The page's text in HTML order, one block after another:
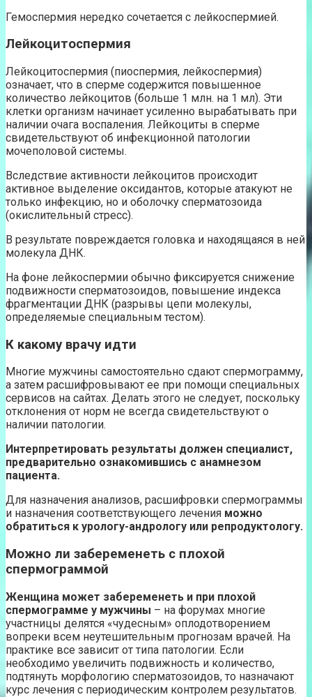
Гемоспермия нередко сочетается с лейкоспермией.
Лейкоцитоспермия
Лейкоцитоспермия (пиоспермия, лейкоспермия)
означает, что в сперме содержится повышенное
количество лейкоцитов (больше 1 млн. на 1 мл). Эти
клетки организм начинает усиленно вырабатывать при
наличии очага воспаления. Лейкоциты в сперме
свидетельствуют об инфекционной патологии
мочеполовой системы.
Вследствие активности лейкоцитов происходит
активное выделение оксидантов, которые атакуют не
только инфекцию, но и оболочку сперматозоида
(окислительный стресс).
В результате повреждается головка и находящаяся в ней
молекула ДНК.
На фоне лейкоспермии обычно фиксируется снижение
подвижности сперматозоидов, повышение индекса
фрагментации ДНК (разрывы цепи молекулы,
определяемые специальным тестом).
К какому врачу идти
Многие мужчины самостоятельно сдают спермограмму,
а затем расшифровывают ее при помощи специальных
сервисов на сайтах. Делать этого не следует, поскольку
отклонения от норм не всегда свидетельствуют о
наличии патологии.
Интерпретировать результаты должен специалист,
предварительно ознакомившись с анамнезом
пациента.
Для назначения анализов, расшифровки спермограммы
и назначения соответствующего лечения можно
обратиться к урологу-андрологу или репродуктологу.
Можно ли забеременеть с плохой
спермограммой
Женщина может забеременеть и при плохой
спермограмме у мужчины – на форумах многие
участницы делятся «чудесным» оплодотворением
вопреки всем неутешительным прогнозам врачей. На
практике все зависит от типа патологии. Если
необходимо увеличить подвижность и количество,
подтянуть морфологию сперматозоидов, то назначают
курс лечения с периодическим контролем результатов.